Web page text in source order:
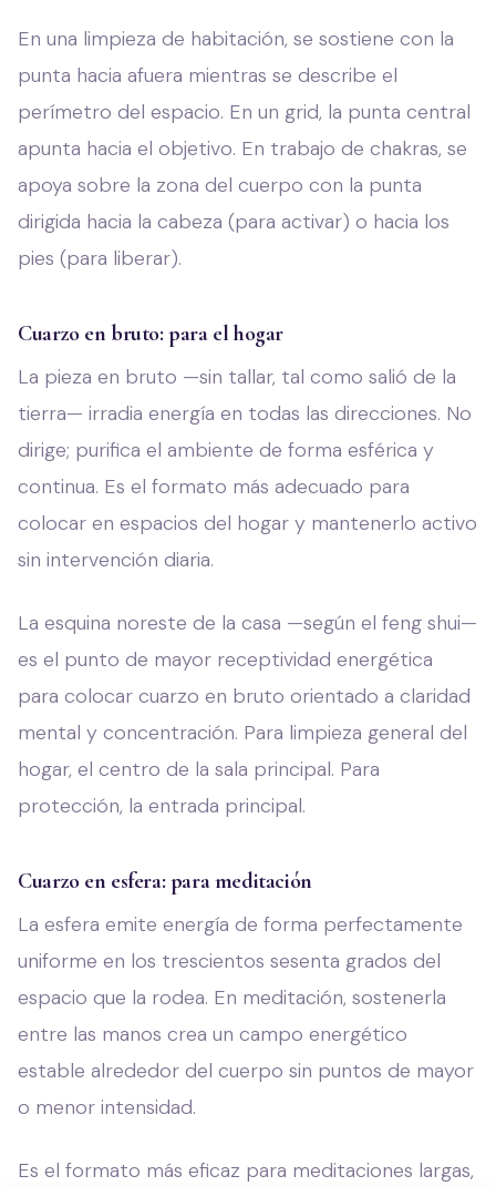
En una limpieza de habitación, se sostiene con la
punta hacia afuera mientras se describe el
perímetro del espacio. En un grid, la punta central
apunta hacia el objetivo. En trabajo de chakras, se
apoya sobre la zona del cuerpo con la punta
dirigida hacia la cabeza (para activar) o hacia los
pies (para liberar).
Cuarzo en bruto: para el hogar
La pieza en bruto —sin tallar, tal como salió de la
tierra— irradia energía en todas las direcciones. No
dirige; purifica el ambiente de forma esférica y
continua. Es el formato más adecuado para
colocar en espacios del hogar y mantenerlo activo
sin intervención diaria.
La esquina noreste de la casa —según el feng shui—
es el punto de mayor receptividad energética
para colocar cuarzo en bruto orientado a claridad
mental y concentración. Para limpieza general del
hogar, el centro de la sala principal. Para
protección, la entrada principal.
Cuarzo en esfera: para meditación
La esfera emite energía de forma perfectamente
uniforme en los trescientos sesenta grados del
espacio que la rodea. En meditación, sostenerla
entre las manos crea un campo energético
estable alrededor del cuerpo sin puntos de mayor
o menor intensidad.
Es el formato más eficaz para meditaciones largas,